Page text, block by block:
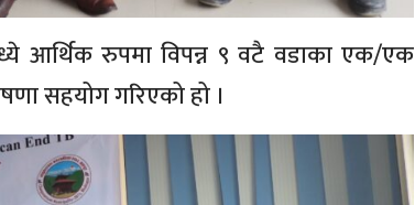
आर्थिक रुपमा विपन्न ९ वटै वडाका एक/एक
सहयोग गरिएको हो ।